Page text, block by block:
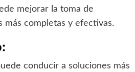
mejorar la toma de
más completas y efectivas.
conducir a soluciones más